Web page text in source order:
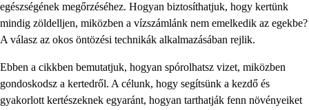
egészségének megőrzéséhez. Hogyan biztosíthatjuk, hogy kertünk
mindig zöldelljen, miközben a vízszámlánk nem emelkedik az egekbe?
A válasz az okos öntözési technikák alkalmazásában rejlik.
Ebben a cikkben bemutatjuk, hogyan spórolhatsz vizet, miközben
gondoskodsz a kertedről. A célunk, hogy segítsünk a kezdő és
gyakorlott kertészeknek egyaránt, hogyan tarthatják fenn növényeiket